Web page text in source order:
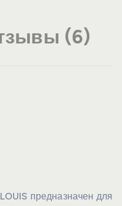
(6)
предназначен для